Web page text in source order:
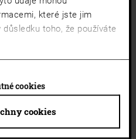
které jste jim
toho, že používáte
cookies
cookies